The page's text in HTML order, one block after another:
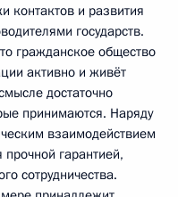
контактов и развития
государств.
гражданское общество
активно и живёт
достаточно
принимаются. Наряду
взаимодействием
гарантией,
сотрудничества.